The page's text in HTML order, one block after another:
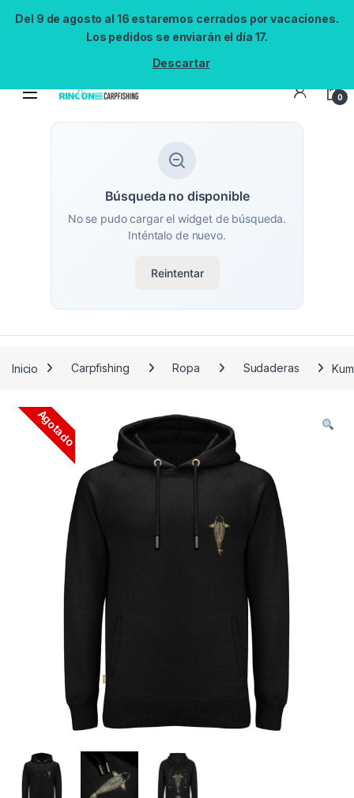
Del 9 de agosto al 16 estaremos cerrados por vacaciones.
Los pedidos se enviarán el día 17.
Descartar
0
Búsqueda no disponible
No se pudo cargar el widget de búsqueda.
Inténtalo de nuevo.
Reintentar
Inicio Carpfishing Ropa Sudaderas
Agotado